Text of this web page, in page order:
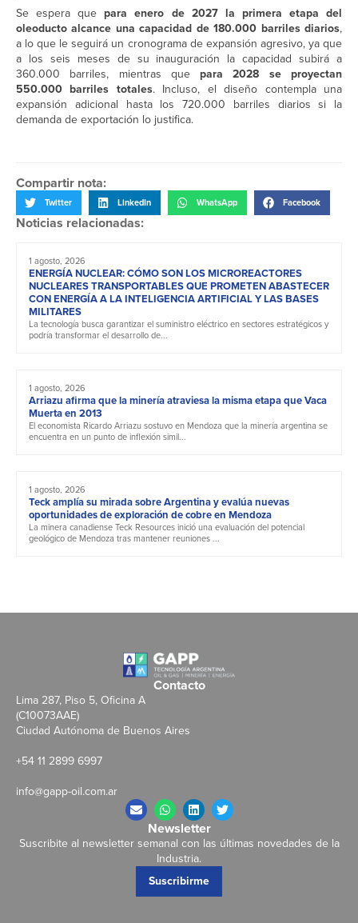
Se espera que para enero de 2027 la primera etapa del
oleoducto alcance una capacidad de 180.000 barriles diarios,
a lo que le seguirá un cronograma de expansión agresivo, ya que
a los seis meses de su inauguración la capacidad subirá a
360.000 barriles, mientras que para 2028 se proyectan
550.000 barriles totales. Incluso, el diseño contempla una
expansión adicional hasta los 720.000 barriles diarios si la
demanda de exportación lo justifica.
Compartir nota:
Twitter LinkedIn WhatsApp Facebook
Noticias relacionadas:
1 agosto, 2026
ENERGÍA NUCLEAR: CÓMO SON LOS MICROREACTORES
NUCLEARES TRANSPORTABLES QUE PROMETEN ABASTECER
CON ENERGÍA A LA INTELIGENCIA ARTIFICIAL Y LAS BASES
MILITARES
La tecnología busca garantizar el suministro eléctrico en sectores estratégicos y
podría transformar el desarrollo de...
1 agosto, 2026
Arriazu afirma que la minería atraviesa la misma etapa que Vaca
Muerta en 2013
El economista Ricardo Arriazu sostuvo en Mendoza que la minería argentina se
encuentra en un punto de inflexión simil...
1 agosto, 2026
Teck amplía su mirada sobre Argentina y evalúa nuevas
oportunidades de exploración de cobre en Mendoza
La minera canadiense Teck Resources inició una evaluación del potencial
geológico de Mendoza tras mantener reuniones ...
Contacto
Lima 287, Piso 5, Oficina A
(C10073AAE)
Ciudad Autónoma de Buenos Aires
+54 11 2899 6997
info@gapp-oil.com.ar
Newsletter
Suscribite al newsletter semanal con las últimas novedades de la
Industria.
Suscribirme